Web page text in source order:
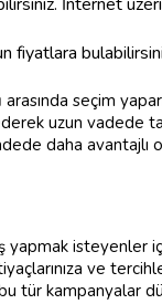
fiyatlara
arasında seçim
uzun vadede
daha avantajlı
yapmak isteyenler
ve
tür kampanyalar